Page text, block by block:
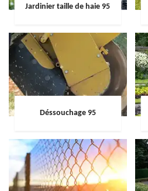
Jardinier taille de haie 95
Déssouchage 95